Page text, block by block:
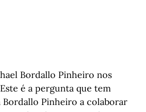
Bordallo Pinheiro nos
é a pergunta que tem
Bordallo Pinheiro a colaborar